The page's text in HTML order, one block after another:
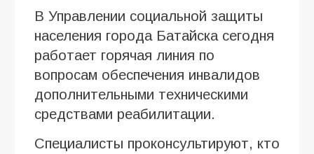
В Управлении социальной защиты
населения города Батайска сегодня
работает горячая линия по
вопросам обеспечения инвалидов
дополнительными техническими
средствами реабилитации.
Специалисты проконсультируют, кто